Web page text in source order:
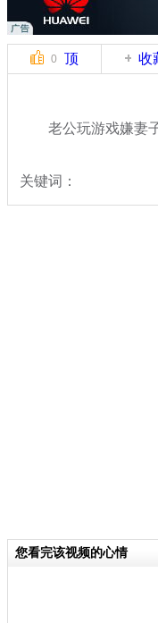
0 顶 收
老公玩游戏嫌妻子
关键词：
您看完该视频的心情